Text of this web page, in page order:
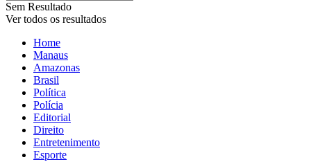
Sem Resultado
Ver todos os resultados
Home
Manaus
Amazonas
Brasil
Política
Polícia
Editorial
Direito
Entretenimento
Esporte